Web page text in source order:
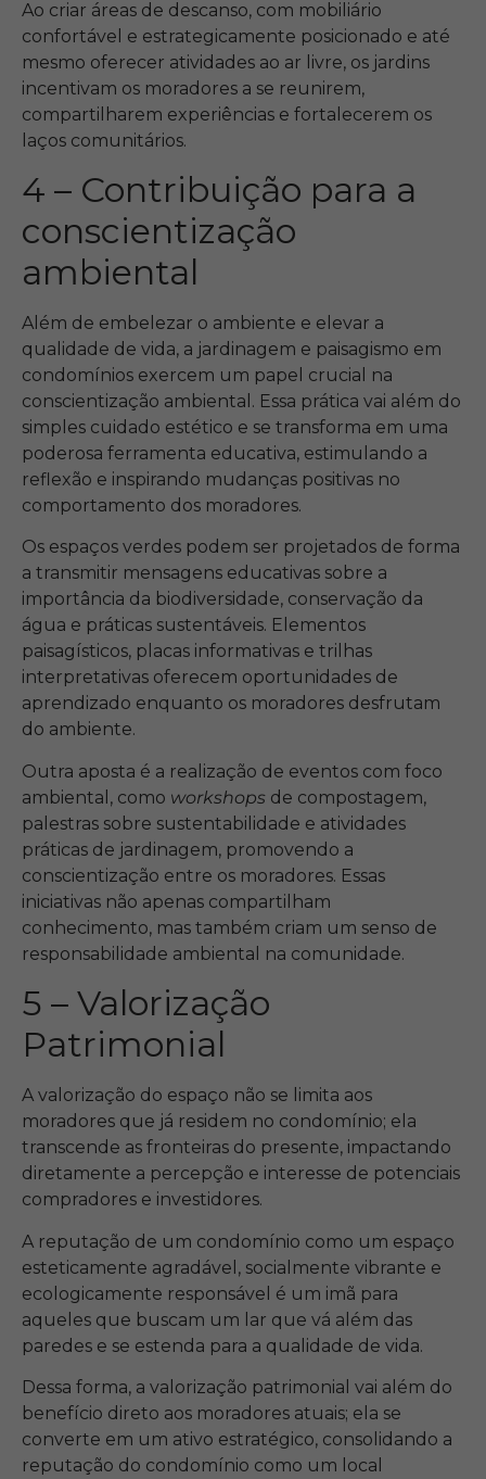
Ao criar áreas de descanso, com mobiliário
confortável e estrategicamente posicionado e até
mesmo oferecer atividades ao ar livre, os jardins
incentivam os moradores a se reunirem,
compartilharem experiências e fortalecerem os
laços comunitários.
4 – Contribuição para a
conscientização
ambiental
Além de embelezar o ambiente e elevar a
qualidade de vida, a jardinagem e paisagismo em
condomínios exercem um papel crucial na
conscientização ambiental. Essa prática vai além do
simples cuidado estético e se transforma em uma
poderosa ferramenta educativa, estimulando a
reflexão e inspirando mudanças positivas no
comportamento dos moradores.
Os espaços verdes podem ser projetados de forma
a transmitir mensagens educativas sobre a
importância da biodiversidade, conservação da
água e práticas sustentáveis. Elementos
paisagísticos, placas informativas e trilhas
interpretativas oferecem oportunidades de
aprendizado enquanto os moradores desfrutam
do ambiente.
Outra aposta é a realização de eventos com foco
ambiental, como workshops de compostagem,
palestras sobre sustentabilidade e atividades
práticas de jardinagem, promovendo a
conscientização entre os moradores. Essas
iniciativas não apenas compartilham
conhecimento, mas também criam um senso de
responsabilidade ambiental na comunidade.
5 – Valorização
Patrimonial
A valorização do espaço não se limita aos
moradores que já residem no condomínio; ela
transcende as fronteiras do presente, impactando
diretamente a percepção e interesse de potenciais
compradores e investidores.
A reputação de um condomínio como um espaço
esteticamente agradável, socialmente vibrante e
ecologicamente responsável é um imã para
aqueles que buscam um lar que vá além das
paredes e se estenda para a qualidade de vida.
Dessa forma, a valorização patrimonial vai além do
benefício direto aos moradores atuais; ela se
converte em um ativo estratégico, consolidando a
reputação do condomínio como um local